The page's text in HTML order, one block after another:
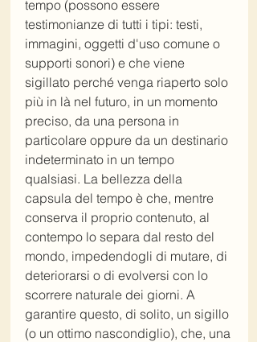
tempo (possono essere
testimonianze di tutti i tipi: testi,
immagini, oggetti d'uso comune o
supporti sonori) e che viene
sigillato perché venga riaperto solo
più in là nel futuro, in un momento
preciso, da una persona in
particolare oppure da un destinario
indeterminato in un tempo
qualsiasi. La bellezza della
capsula del tempo è che, mentre
conserva il proprio contenuto, al
contempo lo separa dal resto del
mondo, impedendogli di mutare, di
deteriorarsi o di evolversi con lo
scorrere naturale dei giorni. A
garantire questo, di solito, un sigillo
(o un ottimo nascondiglio), che, una